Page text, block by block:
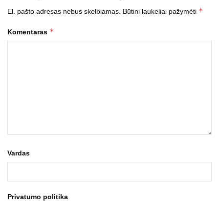
El. pašto adresas nebus skelbiamas. Būtini laukeliai pažymėti *
Komentaras *
Vardas
Privatumo politika